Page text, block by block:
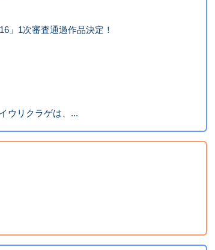
」1次審査通過作品決定！
ウリクラゲは、...